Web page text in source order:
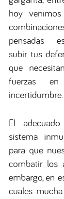
hoy
pensadas
subir tus
que
fuerzas
incertidumbre.
El
sistema
para que
combatir los
embargo, en
cuales